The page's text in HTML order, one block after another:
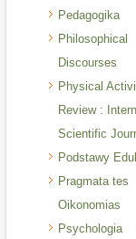
Pedagogika
Philosophical
Discourses
Physical
Review :
Scientific
Podstawy
Pragmata tes
Oikonomias
Psychologia